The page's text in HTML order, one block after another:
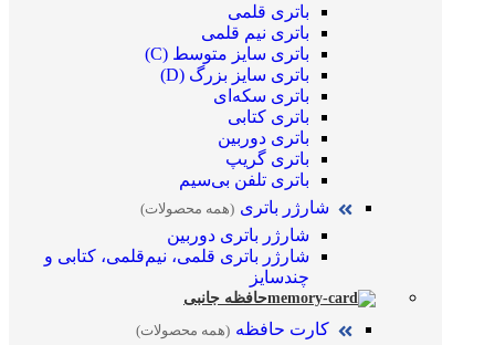
باتری قلمی
باتری نیم قلمی
باتری سایز متوسط (C)
باتری سایز بزرگ (D)
باتری سکه‌ای
باتری کتابی
باتری دوربین
باتری گریپ
باتری تلفن بی‌سیم
شارژر باتری (همه محصولات)
شارژر باتری دوربین
شارژر باتری قلمی، نیم‌قلمی، کتابی و
چندسایز
حافظه جانبی
کارت حافظه (همه محصولات)